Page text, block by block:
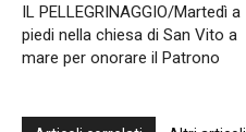
IL PELLEGRINAGGIO/Martedì a
piedi nella chiesa di San Vito a
mare per onorare il Patrono